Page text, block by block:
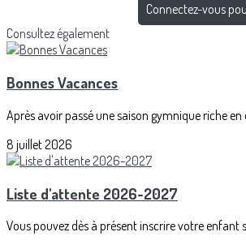
Connectez-vous
Consultez également
Bonnes Vacances
Après avoir passé une saison gymnique riche
8 juillet 2026
Liste d'attente 2026-2027
Vous pouvez dès à présent inscrire votre